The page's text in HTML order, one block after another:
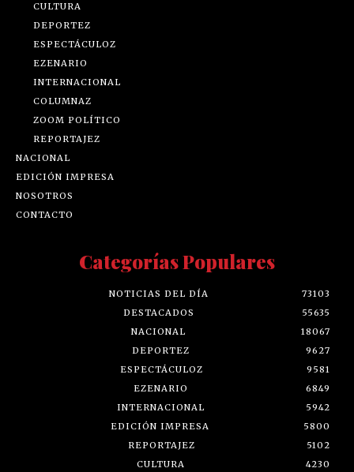
CULTURA
DEPORTEZ
ESPECTÁCULOZ
EZENARIO
INTERNACIONAL
COLUMNAZ
ZOOM POLÍTICO
REPORTAJEZ
NACIONAL
EDICIÓN IMPRESA
NOSOTROS
CONTACTO
Categorías Populares
NOTICIAS DEL DÍA
73103
DESTACADOS
55635
NACIONAL
18067
DEPORTEZ
9627
ESPECTÁCULOZ
9581
EZENARIO
6849
INTERNACIONAL
5942
EDICIÓN IMPRESA
5800
REPORTAJEZ
5102
CULTURA
4230